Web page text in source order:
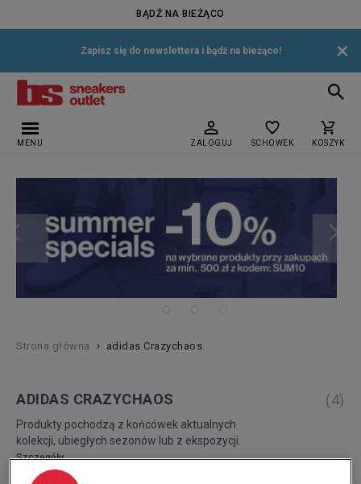
BĄDŹ NA BIEŻĄCO
Zapisz się do newslettera i bądź na bieżąco! ×
MENU ZALOGUJ SCHOWEK KOSZYK
Strona główna › adidas Crazychaos
ADIDAS CRAZYCHAOS
Produkty pochodzą z końcówek aktualnych
kolekcji, ubiegłych sezonów lub z ekspozycji.
Szczegóły.
(4)